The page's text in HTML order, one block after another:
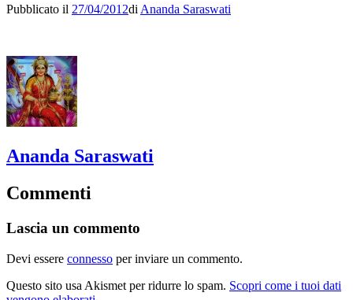
Pubblicato il 27/04/2012di Ananda Saraswati
Ananda Saraswati
Commenti
Lascia un commento
Devi essere connesso per inviare un commento.
Questo sito usa Akismet per ridurre lo spam. Scopri come i tuoi dati